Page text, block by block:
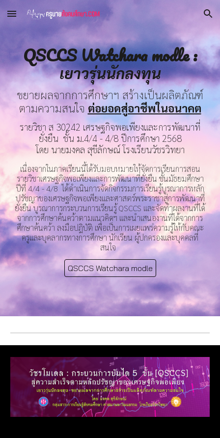
Skip to main content Skip to navigation
QSCCS Watchara modle :
เยาวรุ่นนักลงทุน
ขยายผลจากการศึกษาฯ สร้างเป็นผลิตภัณฑ์
ตามความสนใจ ต่อยอดสู่อาชีพในอนาคต
รายวิชา ส 30242 เศรษฐกิจพอเพียงและการพัฒนาที่
ยั่งยืน ชั้น ม.4/4 - 4/8 ปีการศึกษา 2568
โดย นายมงคล สุขีลักษณ์ โรงเรียนวัชรวิทยา
เนื่องจากในภาคเรียนนี้ได้รับมอบหมายให้จัดการเรียนการสอน
รายวิชาเศรษฐกิจพอเพียงและการพัฒนาที่ยั่งยืน ชั้นมัธยมศึกษา
ปีที่ 4/4 - 4/8 ได้ดำเนินการจัดกิจกรรมการเรียนรู้บูรณาการหลัก
ปรัชญาของเศรษฐกิจพอเพียงและศาสตร์พระราชาสู่การพัฒนาที่
ยั่งยืน บูรณาการกระบวนการเรียนรู้ QSCCS และจัดทำผลงานที่ได้
จากการศึกษาค้นคว้าตามแนวคิดฯ และนำเสนองานที่ได้จากการ
ศึกษาค้นคว้า ลงมือปฎิบัติ เพื่อเป็นการเผยแพร่ความรู้ให้กับคณะ
ครูและบุคลากรทางการศึกษา นักเรียน ผู้ปกครองและบุคคลที่
สนใจ
QSCCS Watchara modle